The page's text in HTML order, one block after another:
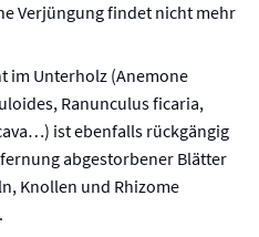
Verjüngung findet nicht mehr
im Unterholz (Anemone
Ranunculus ficaria,
ist ebenfalls rückgängig
abgestorbener Blätter
Knollen und Rhizome